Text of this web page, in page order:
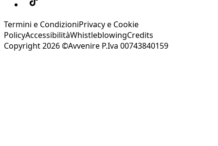
Termini e CondizioniPrivacy e Cookie
PolicyAccessibilitàWhistleblowingCredits
Copyright 2026 ©Avvenire P.Iva 00743840159